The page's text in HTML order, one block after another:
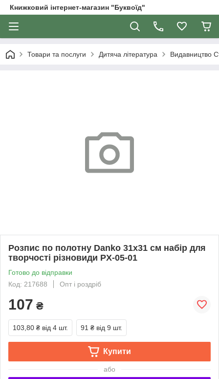
Книжковий інтернет-магазин "Буквоїд"
Товари та послуги Дитяча література Видавництво
Розпис по полотну Danko 31х31 см набір для
творчості різновиди PX-05-01
Готово до відправки
Код: 217688
Опт і роздріб
107 ₴
103,80 ₴ від 4 шт. 91 ₴ від 9 шт.
Купити
або